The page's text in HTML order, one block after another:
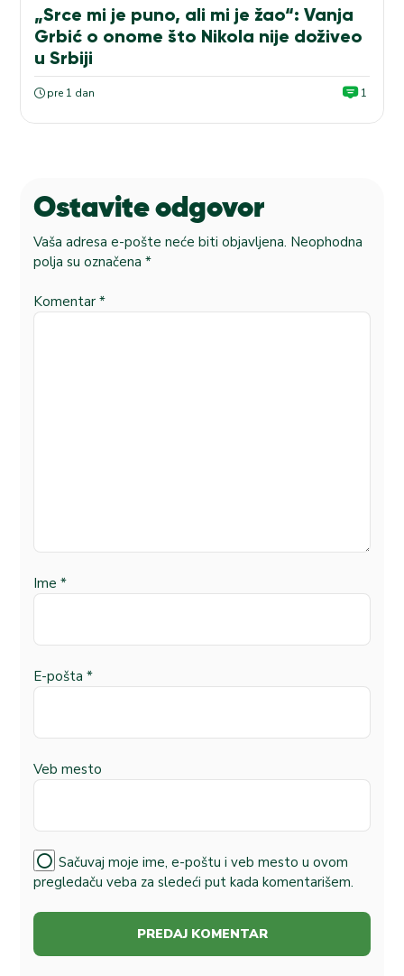
„Srce mi je puno, ali mi je žao“: Vanja
Grbić o onome što Nikola nije doživeo
u Srbiji
pre 1 dan 1
Ostavite odgovor
Vaša adresa e-pošte neće biti objavljena. Neophodna
polja su označena *
Komentar *
Ime *
E-pošta *
Veb mesto
Sačuvaj moje ime, e-poštu i veb mesto u ovom
pregledaču veba za sledeći put kada komentarišem.